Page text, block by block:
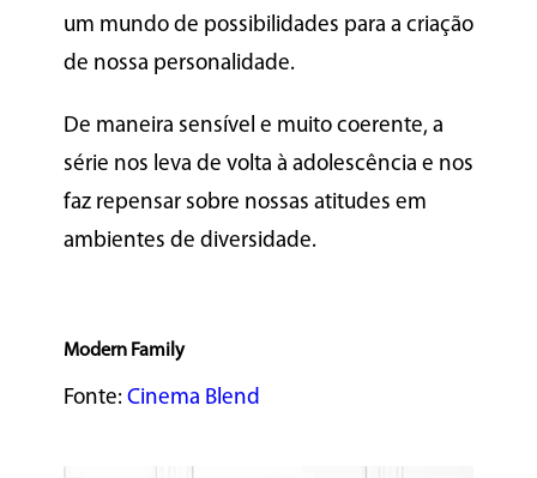
um mundo de possibilidades para a criação
de nossa personalidade.
De maneira sensível e muito coerente, a
série nos leva de volta à adolescência e nos
faz repensar sobre nossas atitudes em
ambientes de diversidade.
Modern Family
Fonte: Cinema Blend